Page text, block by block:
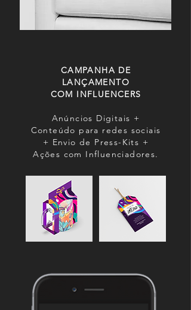
CAMPANHA DE
LANÇAMENTO
COM INFLUENCERS
Anúncios Digitais +
Conteúdo para redes sociais
+ Envio de Press-Kits +
Ações com Influenciadores.